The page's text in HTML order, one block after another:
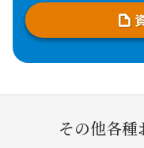
その他各種